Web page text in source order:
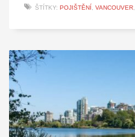
ŠTÍTKY: POJIŠTĚNÍ , VANCOUVER,